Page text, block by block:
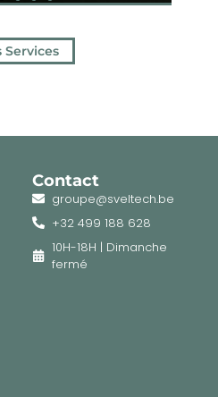
Services
Contact
groupe@sveltech.be
+32 499 188 628
10H-18H | Dimanche
fermé